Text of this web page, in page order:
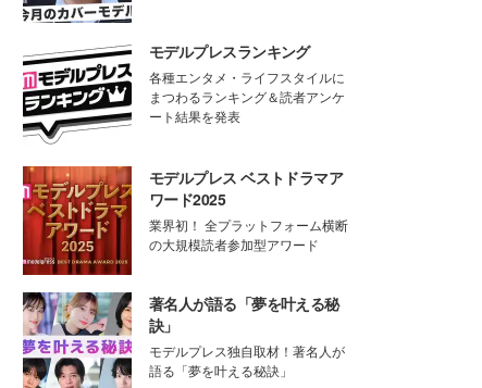
モデルプレスランキング
各種エンタメ・ライフスタイルに
まつわるランキング＆読者アンケ
ート結果を発表
モデルプレス ベストドラマア
ワード2025
業界初！ 全プラットフォーム横断
の大規模読者参加型アワード
著名人が語る「夢を叶える秘
訣」
モデルプレス独自取材！著名人が
語る「夢を叶える秘訣」